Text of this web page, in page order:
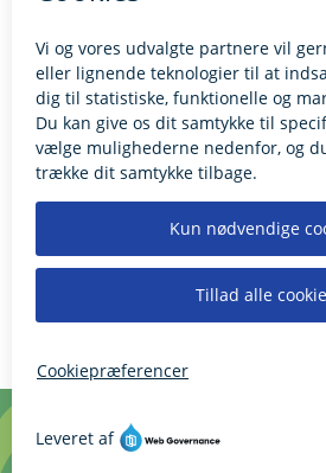
BILLUND.DK
Tilgængelighedserklæring
Giv feedback til hjemmesiden